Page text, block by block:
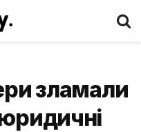
зламали